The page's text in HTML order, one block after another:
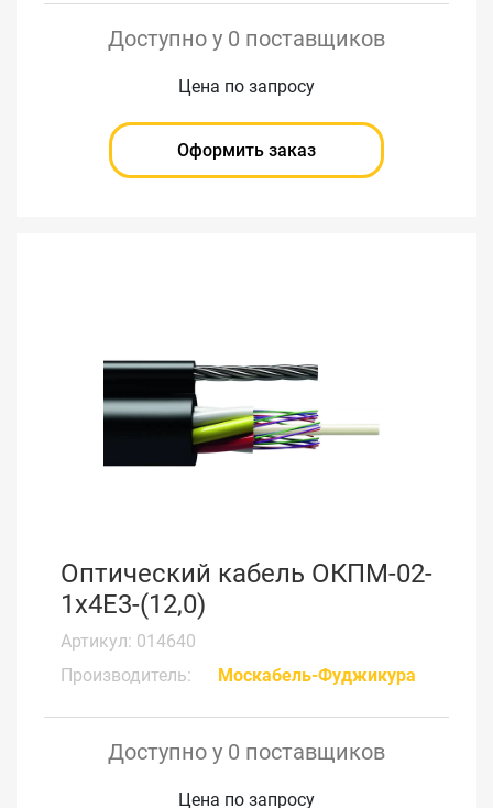
Доступно у 0 поставщиков
Цена по запросу
Оформить заказ
Оптический кабель ОКПМ-02-
1х4Е3-(12,0)
Артикул: 014640
Производитель:
Москабель-Фуджикура
Доступно у 0 поставщиков
Цена по запросу